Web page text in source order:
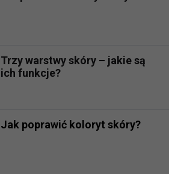
Trzy warstwy skóry – jakie są
ich funkcje?
Jak poprawić koloryt skóry?